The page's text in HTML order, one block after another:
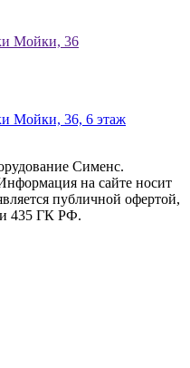
Мойки, 36
Мойки, 36, 6 этаж
Сименс.
на сайте носит
публичной офертой,
435 ГК РФ.